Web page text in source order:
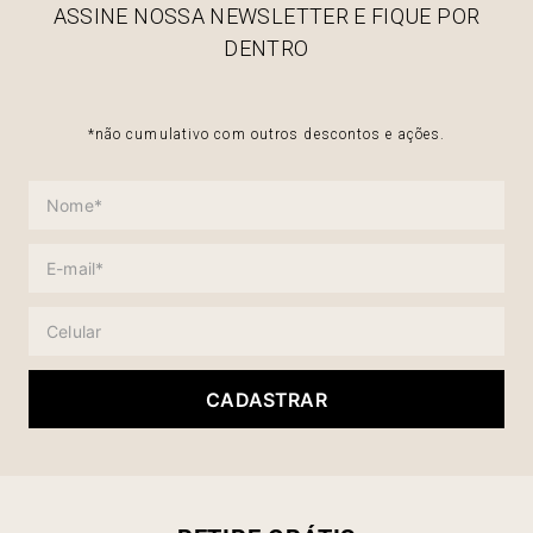
ASSINE NOSSA NEWSLETTER E FIQUE POR
DENTRO
*não cumulativo com outros descontos e ações.
CADASTRAR